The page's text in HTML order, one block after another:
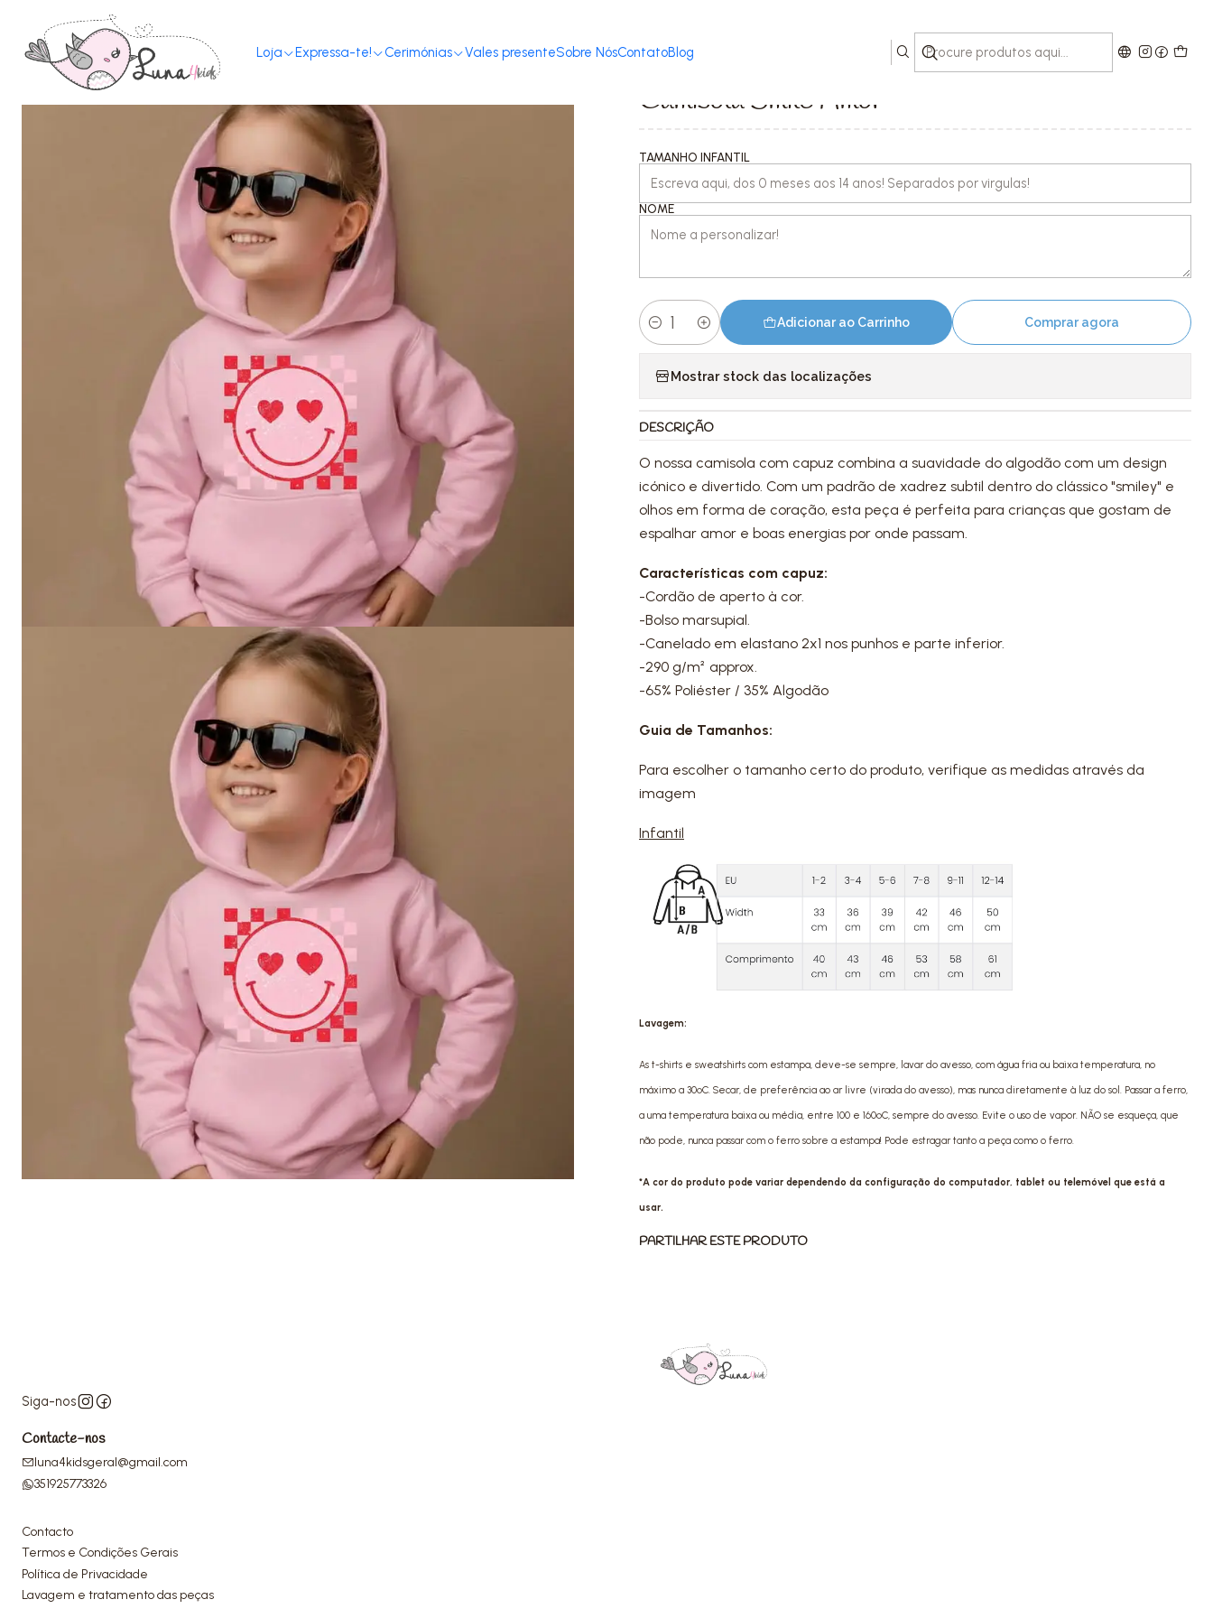
Loja Expressa-te! Cerimónias Vales presenteSobre NósContatoBlog
Camisola Smile Amor
TAMANHO INFANTIL
NOME
Quantidade
Adicionar ao Carrinho Comprar agora
Mostrar stock das localizações
DESCRIÇÃO
O nossa camisola com capuz combina a suavidade do algodão com um design
icónico e divertido. Com um padrão de xadrez subtil dentro do clássico "smiley" e
olhos em forma de coração, esta peça é perfeita para crianças que gostam de
espalhar amor e boas energias por onde passam.
Características com capuz:
-Cordão de aperto à cor.
-Bolso marsupial.
-Canelado em elastano 2x1 nos punhos e parte inferior.
-290 g/m² approx.
-65% Poliéster / 35% Algodão
Guia de Tamanhos:
Para escolher o tamanho certo do produto, verifique as medidas através da
imagem
Infantil
Lavagem:
As t-shirts e sweatshirts com estampa, deve-se sempre, lavar do avesso, com água fria ou baixa temperatura, no
máximo a 30ºC. Secar, de preferência ao ar livre (virada do avesso), mas nunca diretamente à luz do sol. Passar a ferro,
a uma temperatura baixa ou média, entre 100 e 160ºC, sempre do avesso. Evite o uso de vapor. NÃO se esqueça, que
não pode, nunca passar com o ferro sobre a estampa! Pode estragar tanto a peça como o ferro.
*A cor do produto pode variar dependendo da configuração do computador, tablet ou telemóvel que está a
usar.
PARTILHAR ESTE PRODUTO
Siga-nos
Contacte-nos
luna4kidsgeral@gmail.com
351925773326
Contacto
Termos e Condições Gerais
Política de Privacidade
Lavagem e tratamento das peças